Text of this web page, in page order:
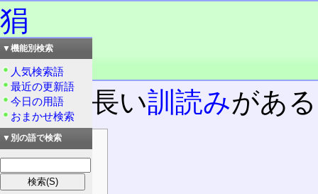
狷
読み：ケン
品詞：慣用単漢字
時に、長い訓読みがあ
目次
情報
漢字
▼機能別検索
人気検索語
最近の更新語
今日の用語
おまかせ検索
▼別の語で検索